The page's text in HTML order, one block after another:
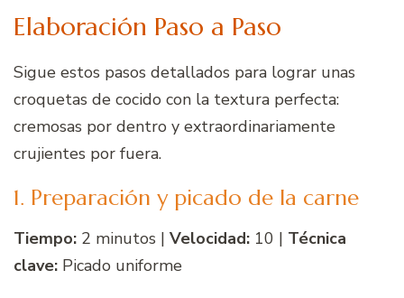
Elaboración Paso a Paso
Sigue estos pasos detallados para lograr unas
croquetas de cocido con la textura perfecta:
cremosas por dentro y extraordinariamente
crujientes por fuera.
1. Preparación y picado de la carne
Tiempo: 2 minutos | Velocidad: 10 | Técnica
clave: Picado uniforme